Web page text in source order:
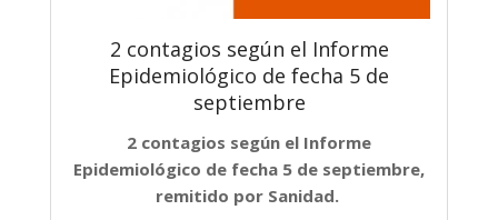
2 contagios según el Informe
Epidemiológico de fecha 5 de
septiembre
2 contagios según el Informe
Epidemiológico de fecha 5 de septiembre,
remitido por Sanidad.